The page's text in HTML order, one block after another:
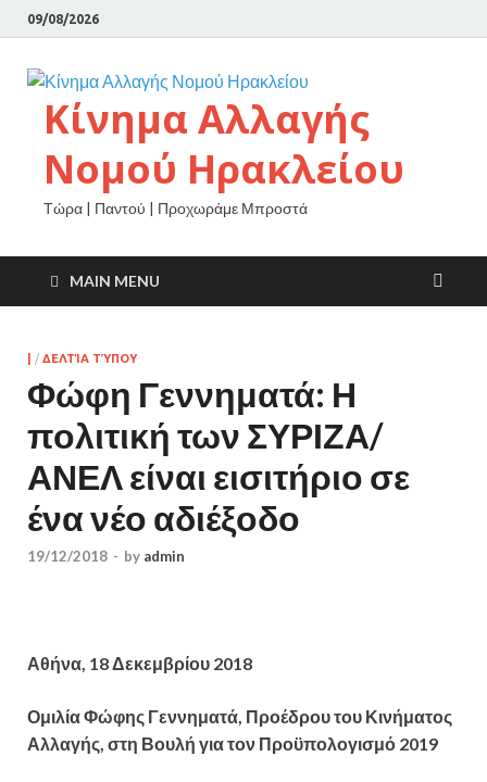
09/08/2026
Κίνημα Αλλαγής
Νομού Ηρακλείου
Τώρα | Παντού | Προχωράμε Μπροστά
MAIN MENU
/ ΔΕΛΤΊΑ ΤΎΠΟΥ
Φώφη Γεννηματά: Η
πολιτική των ΣΥΡΙΖΑ/
ΑΝΕΛ είναι εισιτήριο σε
ένα νέο αδιέξοδο
19/12/2018 - by admin
Αθήνα, 18 Δεκεμβρίου 2018
Ομιλία Φώφης Γεννηματά, Προέδρου του Κινήματος
Αλλαγής, στη Βουλή για τον Προϋπολογισμό 2019